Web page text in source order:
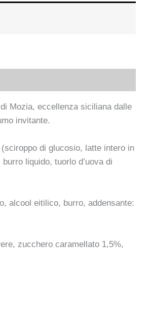
Mozia, eccellenza siciliana dalle
invitante.
di glucosio, latte intero in
liquido, tuorlo d’uova di
alcool eitilico, burro, addensante:
zucchero caramellato 1,5%,